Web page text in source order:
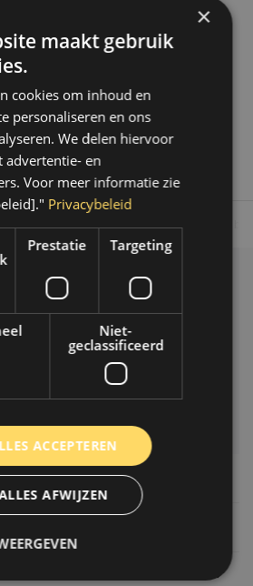
1
Op werkdagen voor 14.00 uur
×
maakt gebruik
cookies om inhoud en
personaliseren en ons
We delen hiervoor
advertentie- en
Voor meer informatie zie
Privacybeleid
Prestatie Targeting
Niet-
geclassificeerd
ACCEPTEREN
AFWIJZEN